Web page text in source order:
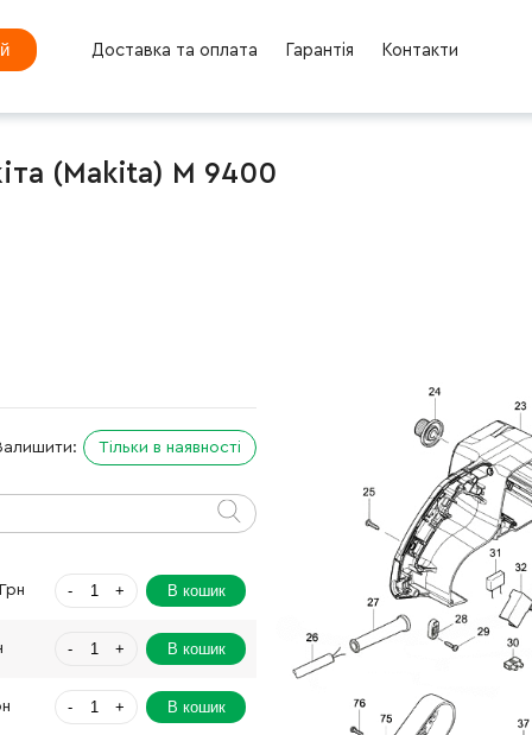
Доставка та оплата Гарантія Контакти
(Makita) M 9400
Тільки в наявності
- + В кошик
- + В кошик
- + В кошик